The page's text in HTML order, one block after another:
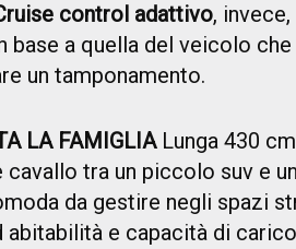
control adattivo,
base a quella del veicolo
un tamponamento.
LA FAMIGLIALunga 430
cavallo tra un piccolo suv e
da gestire negli spazi
abitabilità e capacità di